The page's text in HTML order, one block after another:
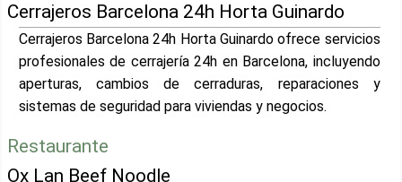
Cerrajeros Barcelona 24h Horta Guinardo
Cerrajeros Barcelona 24h Horta Guinardo ofrece servicios
profesionales de cerrajería 24h en Barcelona, incluyendo
aperturas, cambios de cerraduras, reparaciones y
sistemas de seguridad para viviendas y negocios.
Restaurante
Ox Lan Beef Noodle